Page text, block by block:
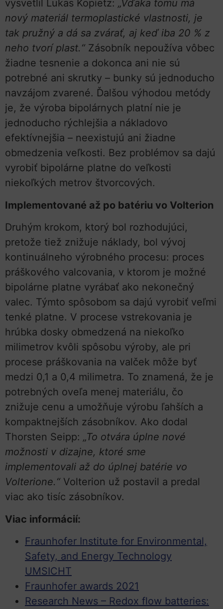
vysvetlil Lukas Kopietz: „Vďaka tomu má
nový materiál termoplastické vlastnosti, je
tak pružný a dá sa zvárať, aj keď iba 20 % z
neho tvorí plast.“ Zásobník nepoužíva vôbec
žiadne tesnenie a dokonca ani nie sú
potrebné ani skrutky – bunky sú jednoducho
navzájom zvarené. Ďalšou výhodou metódy
je, že výroba bipolárnych platní nie je
jednoducho rýchlejšia a nákladovo
efektívnejšia – neexistujú ani žiadne
obmedzenia veľkosti. Bez problémov sa dajú
vyrobiť bipolárne platne do veľkosti
niekoľkých metrov štvorcových.
Implementované až po batériu vo Volterion
Druhým krokom, ktorý bol rozhodujúci,
pretože tiež znižuje náklady, bol vývoj
kontinuálneho výrobného procesu: proces
práškového valcovania, v ktorom je možné
bipolárne platne vyrábať ako nekonečný
valec. Týmto spôsobom sa dajú vyrobiť veľmi
tenké platne. V procese vstrekovania je
hrúbka dosky obmedzená na niekoľko
milimetrov kvôli spôsobu výroby, ale pri
procese práškovania na valček môže byť
medzi 0,1 a 0,4 milimetra. To znamená, že je
potrebných oveľa menej materiálu, čo
znižuje cenu a umožňuje výrobu ľahších a
kompaktnejších zásobníkov. Ako dodal
Thorsten Seipp: „To otvára úplne nové
možnosti v dizajne, ktoré sme
implementovali až do úplnej batérie vo
Volterione.“ Volterion už postavil a predal
viac ako tisíc zásobníkov.
Viac informácií:
Fraunhofer Institute for Environmental,
Safety, and Energy Technology
UMSICHT
Fraunhofer awards 2021
Research News – Redox flow batteries: